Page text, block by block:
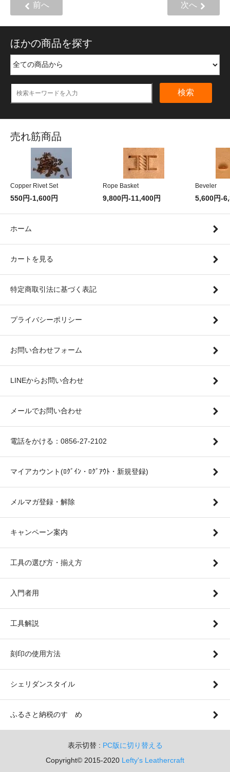
前へ 次へ
ほかの商品を探す
検索
売れ筋商品
Copper Rivet Set
550円-1,600円
Rope Basket
9,800円-11,400円
Beveler
5,600円-
ホーム
カートを見る
特定商取引法に基づく表記
プライバシーポリシー
お問い合わせフォーム
LINEからお問い合わせ
メールでお問い合わせ
電話をかける：0856-27-2102
マイアカウント(ﾛｸﾞｲﾝ・ﾛｸﾞｱｳﾄ・新規登録)
メルマガ登録・解除
キャンペーン案内
工具の選び方・揃え方
入門者用
工具解説
刻印の使用方法
シェリダンスタイル
ふるさと納税のすゝめ
表示切替 : PC版に切り替える
Copyright© 2015-2020 Lefty's Leathercraft